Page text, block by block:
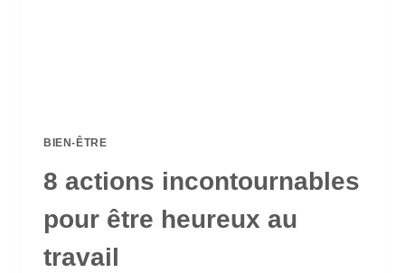
BIEN-ÊTRE
8 actions incontournables
pour être heureux au
travail